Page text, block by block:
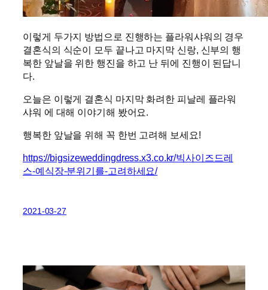
이렇게 두가지 방법으로 진행하는 플라워샤워의 경우
결혼식의 식순이 모두 끝나고 마지막 신랑, 신부의 행
복한 앞날을 위한 행진을 하고 난 뒤에 진행이 된답니
다.
오늘은 이렇게 결혼식 마지막 화려한 피날레 플라워
샤워 에 대해 이야기해 봤어요.
행복한 앞날을 위해 꼭 한번 고려해 보세요!
https://bigsizeweddingdress.x3.co.kr/빅사이즈드레
스-예식장-분위기를-고려하세요/
2021-03-27